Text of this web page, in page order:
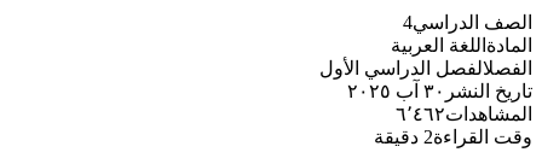
الصف الدراسي4
المادة اللغة العربية
الفصلالفصل الدراسي الأول
تاريخ النشر ٣٠ آب ٢٠٢٥
المشاهدات٦٬٤٦٢
وقت القراءة2 دقيقة